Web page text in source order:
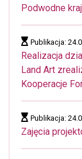
Podwodne
Publikacja:
Realizacja
Land Art
Kooperacje
Publikacja:
Zajęcia